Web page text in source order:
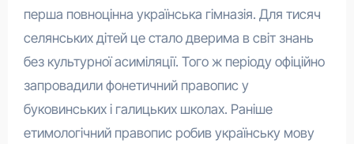
перша повноцінна українська гімназія. Для тисяч
селянських дітей це стало дверима в світ знань
без культурної асиміляції. Того ж періоду офіційно
запровадили фонетичний правопис у
буковинських і галицьких школах. Раніше
етимологічний правопис робив українську мову